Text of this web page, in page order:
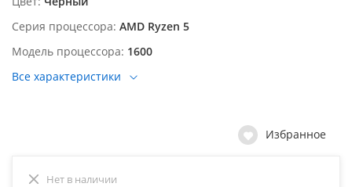
Серия процессора AMD Ryzen 5
Модель процессора 1600
Все характеристики
Избранное
Нет в наличии